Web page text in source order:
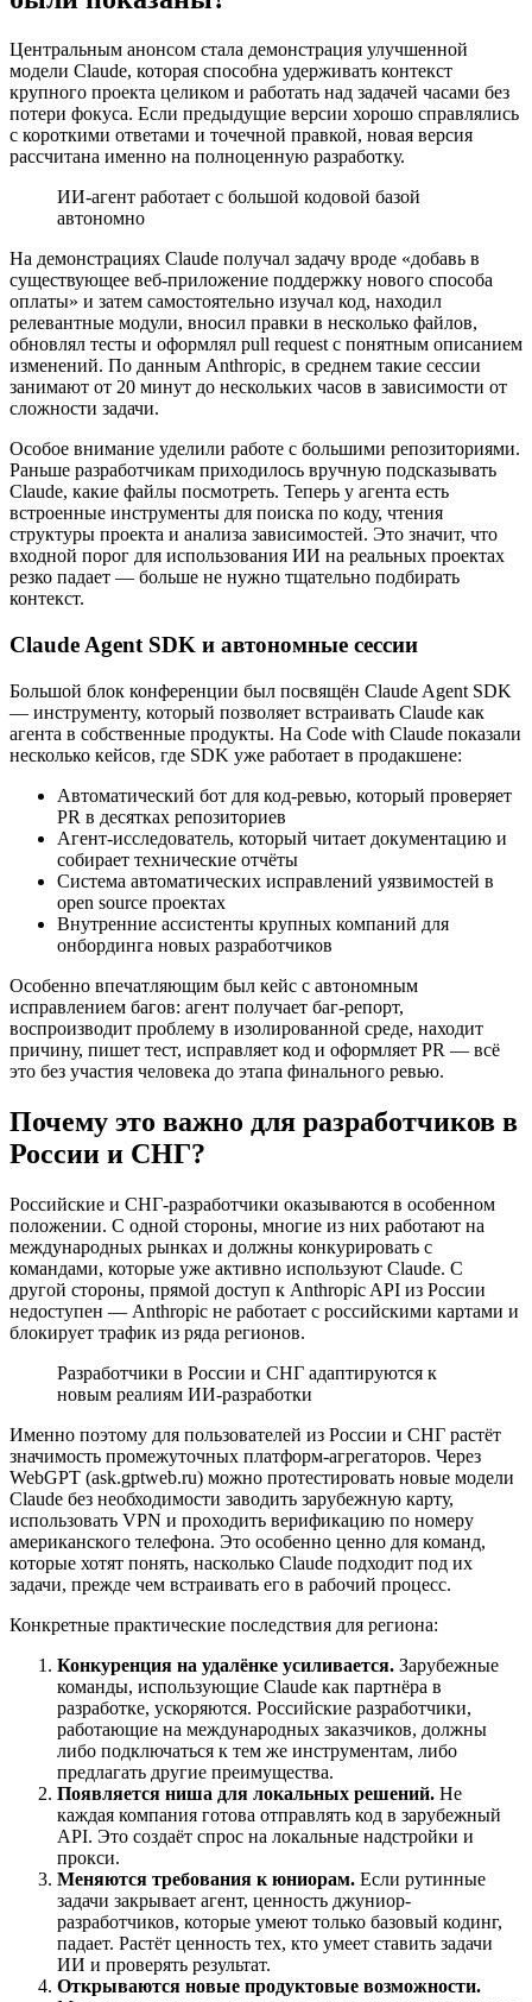
Центральным анонсом стала демонстрация улучшенной
модели Claude, которая способна удерживать контекст
крупного проекта целиком и работать над задачей часами без
потери фокуса. Если предыдущие версии хорошо справлялись
с короткими ответами и точечной правкой, новая версия
рассчитана именно на полноценную разработку.
ИИ-агент работает с большой кодовой базой
автономно
На демонстрациях Claude получал задачу вроде «добавь в
существующее веб-приложение поддержку нового способа
оплаты» и затем самостоятельно изучал код, находил
релевантные модули, вносил правки в несколько файлов,
обновлял тесты и оформлял pull request с понятным описанием
изменений. По данным Anthropic, в среднем такие сессии
занимают от 20 минут до нескольких часов в зависимости от
сложности задачи.
Особое внимание уделили работе с большими репозиториями.
Раньше разработчикам приходилось вручную подсказывать
Claude, какие файлы посмотреть. Теперь у агента есть
встроенные инструменты для поиска по коду, чтения
структуры проекта и анализа зависимостей. Это значит, что
входной порог для использования ИИ на реальных проектах
резко падает — больше не нужно тщательно подбирать
контекст.
Claude Agent SDK и автономные сессии
Большой блок конференции был посвящён Claude Agent SDK
— инструменту, который позволяет встраивать Claude как
агента в собственные продукты. На Code with Claude показали
несколько кейсов, где SDK уже работает в продакшене:
Автоматический бот для код-ревью, который проверяет
PR в десятках репозиториев
Агент-исследователь, который читает документацию и
собирает технические отчёты
Система автоматических исправлений уязвимостей в
open source проектах
Внутренние ассистенты крупных компаний для
онбординга новых разработчиков
Особенно впечатляющим был кейс с автономным
исправлением багов: агент получает баг-репорт,
воспроизводит проблему в изолированной среде, находит
причину, пишет тест, исправляет код и оформляет PR — всё
это без участия человека до этапа финального ревью.
Почему это важно для разработчиков в
России и СНГ?
Российские и СНГ-разработчики оказываются в особенном
положении. С одной стороны, многие из них работают на
международных рынках и должны конкурировать с
командами, которые уже активно используют Claude. С
другой стороны, прямой доступ к Anthropic API из России
недоступен — Anthropic не работает с российскими картами и
блокирует трафик из ряда регионов.
Разработчики в России и СНГ адаптируются к
новым реалиям ИИ-разработки
Именно поэтому для пользователей из России и СНГ растёт
значимость промежуточных платформ-агрегаторов. Через
WebGPT (ask.gptweb.ru) можно протестировать новые модели
Claude без необходимости заводить зарубежную карту,
использовать VPN и проходить верификацию по номеру
американского телефона. Это особенно ценно для команд,
которые хотят понять, насколько Claude подходит под их
задачи, прежде чем встраивать его в рабочий процесс.
Конкретные практические последствия для региона:
Конкуренция на удалёнке усиливается. Зарубежные
команды, использующие Claude как партнёра в
разработке, ускоряются. Российские разработчики,
работающие на международных заказчиков, должны
либо подключаться к тем же инструментам, либо
предлагать другие преимущества.
Появляется ниша для локальных решений. Не
каждая компания готова отправлять код в зарубежный
API. Это создаёт спрос на локальные надстройки и
прокси.
Меняются требования к юниорам. Если рутинные
задачи закрывает агент, ценность джуниор-
разработчиков, которые умеют только базовый кодинг,
падает. Растёт ценность тех, кто умеет ставить задачи
ИИ и проверять результат.
Открываются новые продуктовые возможности.